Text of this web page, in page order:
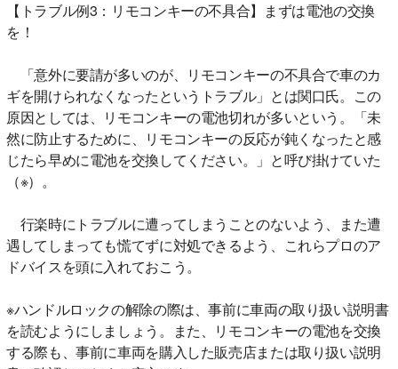
【トラブル例3：リモコンキーの不具合】まずは電池の交換
を！
「意外に要請が多いのが、リモコンキーの不具合で車のカ
ギを開けられなくなったというトラブル」とは関口氏。この
原因としては、リモコンキーの電池切れが多いという。「未
然に防止するために、リモコンキーの反応が鈍くなったと感
じたら早めに電池を交換してください。」と呼び掛けていた
（※）。
行楽時にトラブルに遭ってしまうことのないよう、また遭
遇してしまっても慌てずに対処できるよう、これらプロのア
ドバイスを頭に入れておこう。
※ハンドルロックの解除の際は、事前に車両の取り扱い説明書
を読むようにしましょう。また、リモコンキーの電池を交換
する際も、事前に車両を購入した販売店または取り扱い説明